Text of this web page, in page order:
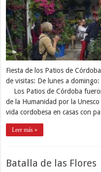
Fiesta de los Patios de
de visitas: De lunes a
Los Patios de Córdoba
de la Humanidad por la
vida cordobesa en casas con
Leer más »
Batalla de las Flores